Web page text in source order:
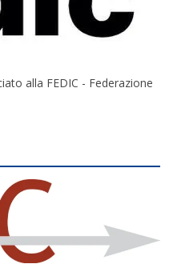
alla FEDIC - Federazione